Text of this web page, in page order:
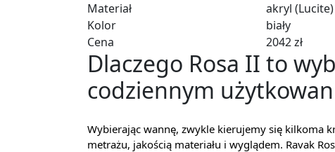
Materiał
akryl (Lucite)
Kolor
biały
Cena
2042 zł
Dlaczego Rosa II to
codziennym
Wybierając wannę, zwykle kierujemy się kilkoma
metrażu, jakością materiału i wyglądem. Ravak